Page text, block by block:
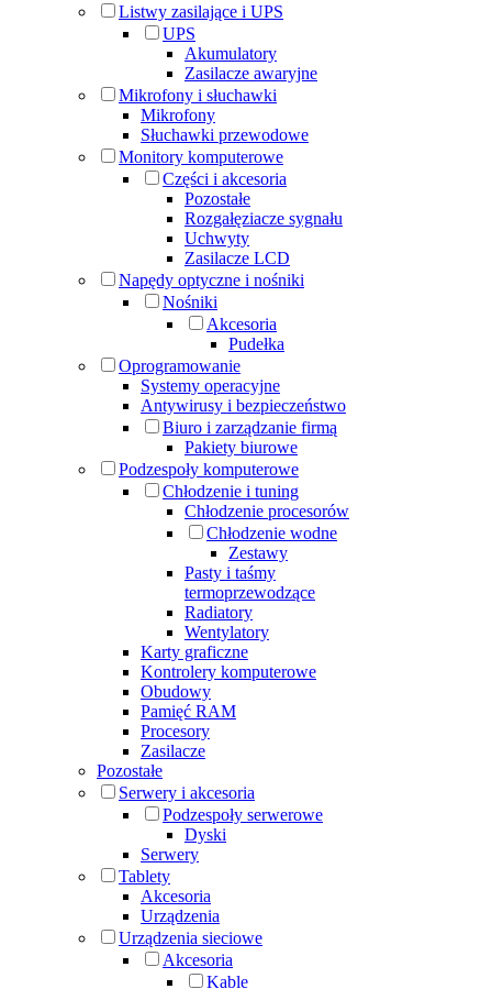
Listwy zasilające i UPS
UPS
Akumulatory
Zasilacze awaryjne
Mikrofony i słuchawki
Mikrofony
Słuchawki przewodowe
Monitory komputerowe
Części i akcesoria
Pozostałe
Rozgałęziacze sygnału
Uchwyty
Zasilacze LCD
Napędy optyczne i nośniki
Nośniki
Akcesoria
Pudełka
Oprogramowanie
Systemy operacyjne
Antywirusy i bezpieczeństwo
Biuro i zarządzanie firmą
Pakiety biurowe
Podzespoły komputerowe
Chłodzenie i tuning
Chłodzenie procesorów
Chłodzenie wodne
Zestawy
Pasty i taśmy
termoprzewodzące
Radiatory
Wentylatory
Karty graficzne
Kontrolery komputerowe
Obudowy
Pamięć RAM
Procesory
Zasilacze
Pozostałe
Serwery i akcesoria
Podzespoły serwerowe
Dyski
Serwery
Tablety
Akcesoria
Urządzenia
Urządzenia sieciowe
Akcesoria
Kable